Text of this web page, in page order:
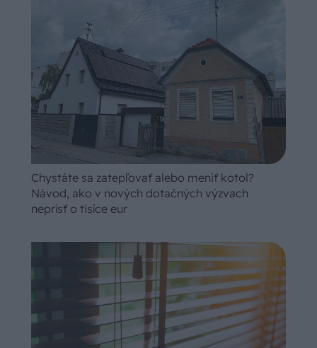
Chystáte sa zatepľovať alebo meniť kotol?
Návod, ako v nových dotačných výzvach
neprísť o tisíce eur